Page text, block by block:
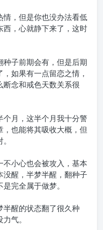
，但是你也没办法看低
，心就静下来了，这时
子前期会有，但是后期
如果有一点留恋之情，
断念和戒色天数关系很
月，这半个月我十分警
也能将其吸收大概，但
小心也会被攻入，基本
醒，半梦半醒，翻种子
完全属于做梦。
醒的状态翻了很久种
气。